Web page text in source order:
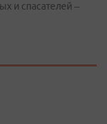
и спасателей –